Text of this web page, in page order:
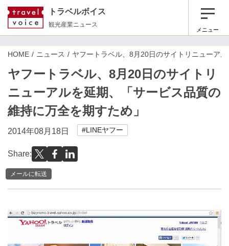
トラベルボイス
観光産業ニュース
メニュー
HOME ニュース ヤフートラベル、8月20日のサイトリニューア
ヤフートラベル、8月20日のサイトリ
ニューアルを延期、「サービス品質の
維持に万全を期すため」
2014年08月18日 #LINEヤフー
Share:
メールに転送